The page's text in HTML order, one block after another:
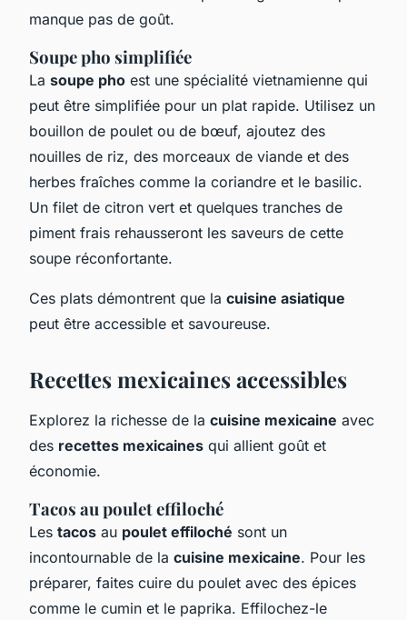
manque pas de goût.
Soupe pho simplifiée
La soupe pho est une spécialité vietnamienne qui
peut être simplifiée pour un plat rapide. Utilisez un
bouillon de poulet ou de bœuf, ajoutez des
nouilles de riz, des morceaux de viande et des
herbes fraîches comme la coriandre et le basilic.
Un filet de citron vert et quelques tranches de
piment frais rehausseront les saveurs de cette
soupe réconfortante.
Ces plats démontrent que la cuisine asiatique
peut être accessible et savoureuse.
Recettes mexicaines accessibles
Explorez la richesse de la cuisine mexicaine avec
des recettes mexicaines qui allient goût et
économie.
Tacos au poulet effiloché
Les tacos au poulet effiloché sont un
incontournable de la cuisine mexicaine. Pour les
préparer, faites cuire du poulet avec des épices
comme le cumin et le paprika. Effilochez-le